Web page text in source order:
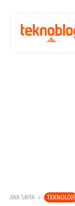
ANA SAYFA TEKNOLOJI